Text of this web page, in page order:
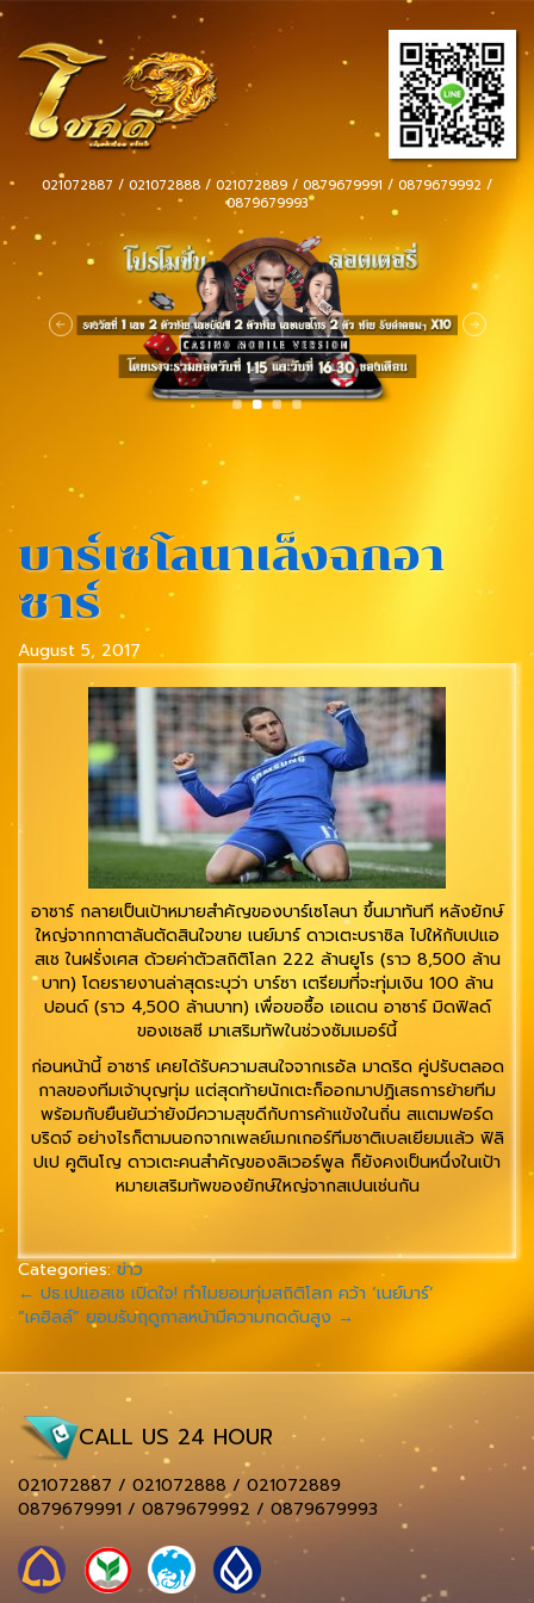
021072887 / 021072888 / 021072889 / 0879679991 / 0879679992 /
0879679993
บาร์เซโลนาเล็งฉกอา
ซาร์
August 5, 2017
อาซาร์ กลายเป็นเป้าหมายสำคัญของบาร์เซโลนา ขึ้นมาทันที หลังยักษ์
ใหญ่จากกาตาลันตัดสินใจขาย เนย์มาร์ ดาวเตะบราซิล ไปให้กับเปแอ
สเช ในฝรั่งเศส ด้วยค่าตัวสถิติโลก 222 ล้านยูโร (ราว 8,500 ล้าน
บาท) โดยรายงานล่าสุดระบุว่า บาร์ซา เตรียมที่จะทุ่มเงิน 100 ล้าน
ปอนด์ (ราว 4,500 ล้านบาท) เพื่อขอซื้อ เอแดน อาซาร์ มิดฟิลด์
ของเชลซี มาเสริมทัพในช่วงซัมเมอร์นี้
ก่อนหน้านี้ อาซาร์ เคยได้รับความสนใจจากเรอัล มาดริด คู่ปรับตลอด
กาลของทีมเจ้าบุญทุ่ม แต่สุดท้ายนักเตะก็ออกมาปฏิเสธการย้ายทีม
พร้อมกับยืนยันว่ายังมีความสุขดีกับการค้าแข้งในถิ่น สแตมฟอร์ด
บริดจ์ อย่างไรก็ตามนอกจากเพลย์เมกเกอร์ทีมชาติเบลเยียมแล้ว ฟิลิ
ปเป คูตินโญ ดาวเตะคนสำคัญของลิเวอร์พูล ก็ยังคงเป็นหนึ่งในเป้า
หมายเสริมทัพของยักษ์ใหญ่จากสเปนเช่นกัน
Categories:ข่าว
← ปธ.เปแอสเช เปิดใจ! ทำไมยอมทุ่มสถิติโลก คว้า ‘เนย์มาร์’
“เคฮิลล์” ยอมรับฤดูกาลหน้ามีความกดดันสูง →
CALL US 24 HOUR
021072887 / 021072888 / 021072889
0879679991 / 0879679992 / 0879679993